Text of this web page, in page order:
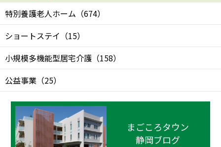
特別養護老人ホーム （674）
ショートステイ （15）
小規模多機能型居宅介護 （158）
公益事業 （25）
まごころタウン
静岡ブログ